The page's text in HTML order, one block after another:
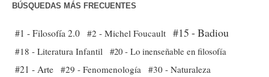
BÚSQUEDAS MÁS FRECUENTES
#1 - Filosofía 2.0 #2 - Michel Foucault #15 - Badiou
#18 - Literatura Infantil #20 - Lo inenseñable en filosofía
#21 - Arte #29 - Fenomenología
#30 - Naturaleza